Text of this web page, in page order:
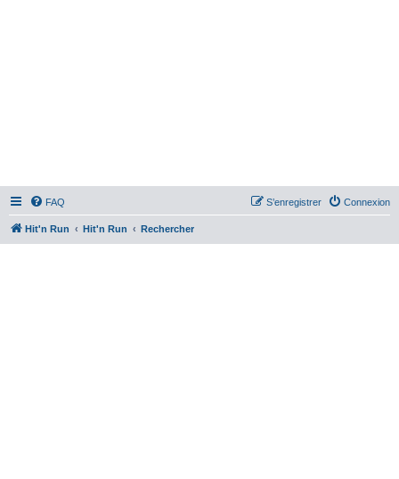
FAQ Connexion
S’enregistrer
Hit'n Run Hit'n Run Rechercher